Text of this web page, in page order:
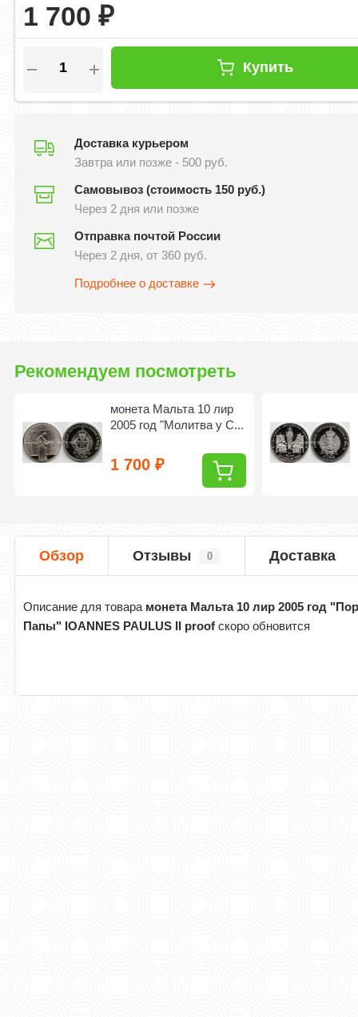
1 700₽
Купить
Доставка курьером
Завтра или позже - 500 руб.
Самовывоз (стоимость 150 руб.)
Через 2 дня или позже
Отправка почтой России
Через 2 дня, от 360 руб.
Подробнее о доставке
Рекомендуем посмотреть
монета Мальта 10 лир
2005 год "Молитва у С...
1 700₽
Обзор Отзывы 0 Доставка
Описание для товара монета Мальта 10 лир 2005 год
Папы" IOANNES PAULUS II proof скоро обновится